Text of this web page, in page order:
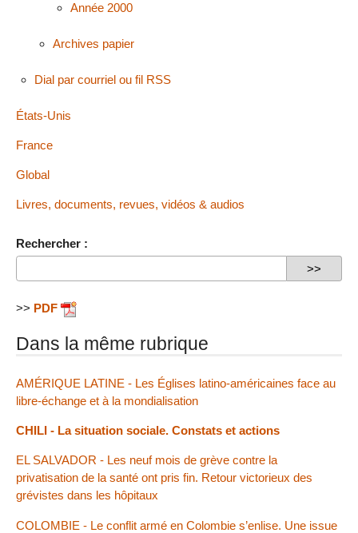
Année 2000
Archives papier
Dial par courriel ou fil RSS
États-Unis
France
Global
Livres, documents, revues, vidéos & audios
Rechercher :
>> PDF
Dans la même rubrique
AMÉRIQUE LATINE - Les Églises latino-américaines face au
libre-échange et à la mondialisation
CHILI - La situation sociale. Constats et actions
EL SALVADOR - Les neuf mois de grève contre la
privatisation de la santé ont pris fin. Retour victorieux des
grévistes dans les hôpitaux
COLOMBIE - Le conflit armé en Colombie s’enlise. Une issue